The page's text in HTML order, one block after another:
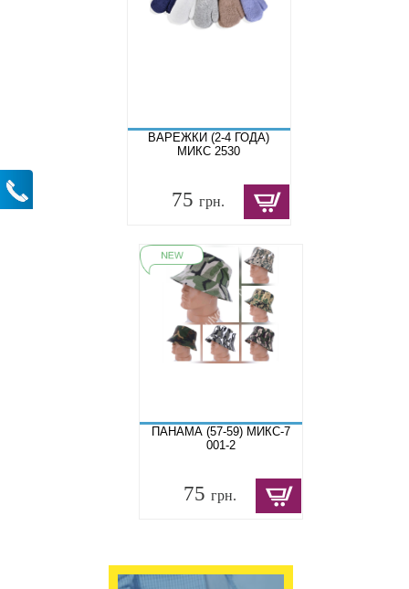
ВАРЕЖКИ (2-4 ГОДА)
МИКС 2530
75грн.
ПАНАМА (57-59) МИКС-7
001-2
75грн.